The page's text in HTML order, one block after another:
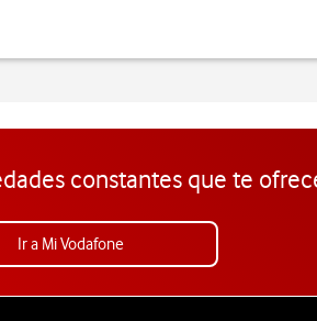
constantes que te
Ir a Mi Vodafone